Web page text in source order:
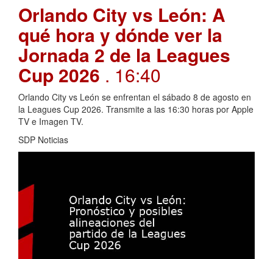
Orlando City vs León: A
qué hora y dónde ver la
Jornada 2 de la Leagues
Cup 2026 . 16:40
Orlando City vs León se enfrentan el sábado 8 de agosto en
la Leagues Cup 2026. Transmite a las 16:30 horas por Apple
TV e Imagen TV.
SDP Noticias